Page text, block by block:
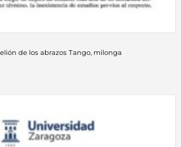
de los abrazos Tango, milonga